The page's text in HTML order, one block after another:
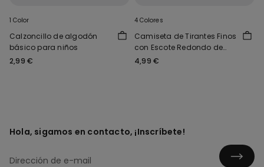
1 Color
Calzoncillo de algodón
básico para niños
2,99 €
4 Colores
Camiseta de Tirantes Finos
con Escote Redondo de
Algodón para Niña
4,99 €
Hola, sigamos en contacto, ¡Inscríbete!